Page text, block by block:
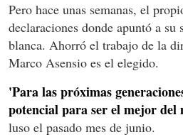
Pero hace unas semanas, el
declaraciones donde apuntó a su
blanca. Ahorró el trabajo de la
Marco Asensio es el elegido.
'Para las próximas
potencial para ser el mejor del
luso el pasado mes de junio.